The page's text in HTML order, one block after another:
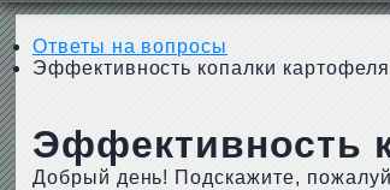
Ответы на вопросы
Эффективность копалки картофеля
Эффективность
Добрый день! Подскажите,